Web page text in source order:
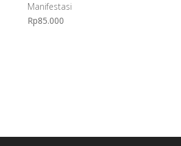
Manifestasi
Rp85.000